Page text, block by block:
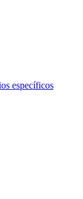
específicos